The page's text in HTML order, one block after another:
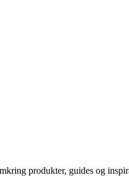
produkter, guides og